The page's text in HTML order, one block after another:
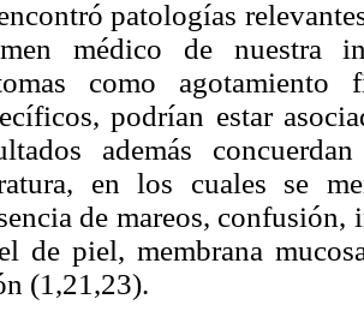
patologías
médico de nuestra
como
podrían estar
además
en los cuales se
de mareos,
de piel, membrana
(1,21,23).